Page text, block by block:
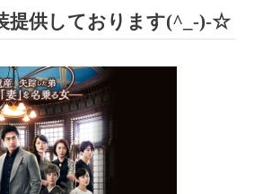
提供しております(^_-)-☆